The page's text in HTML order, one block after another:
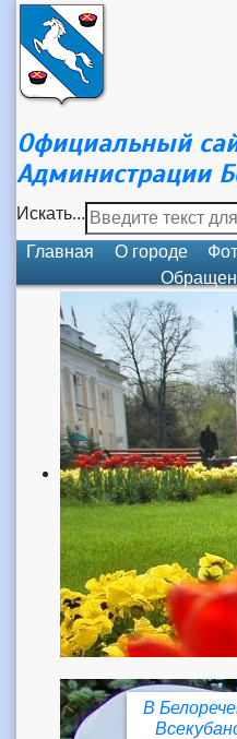
Официальный
Администрации
Искать...
Главная
О городе
В